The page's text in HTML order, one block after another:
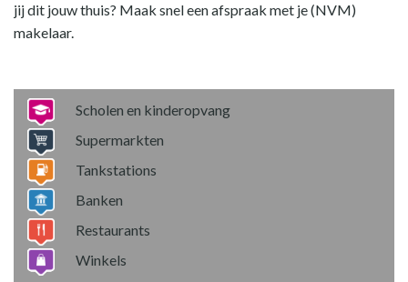
jij dit jouw thuis? Maak snel een afspraak met je (NVM)
makelaar.
Scholen en kinderopvang
Supermarkten
Tankstations
Banken
Restaurants
Winkels